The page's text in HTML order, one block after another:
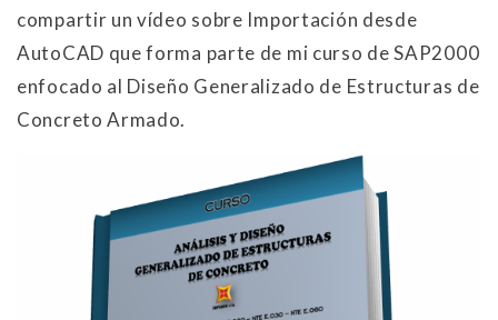
compartir un vídeo sobre Importación desde
AutoCAD que forma parte de mi curso de SAP2000
enfocado al Diseño Generalizado de Estructuras de
Concreto Armado.